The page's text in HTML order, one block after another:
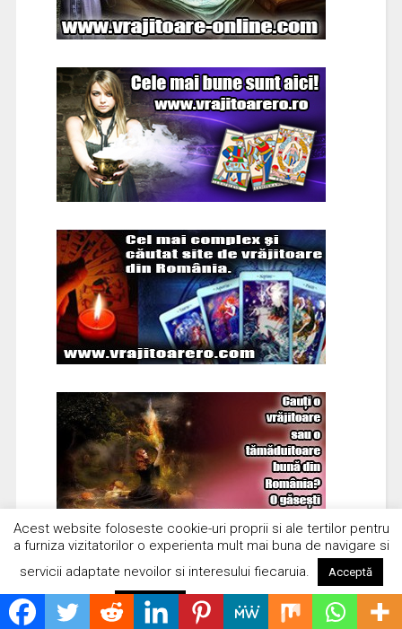
Acest website foloseste cookie-uri proprii si ale tertilor pentru
a furniza vizitatorilor o experienta mult mai buna de navigare si
servicii adaptate nevoilor si interesului fiecaruia.
Acceptă
Respinge Citește mai mult